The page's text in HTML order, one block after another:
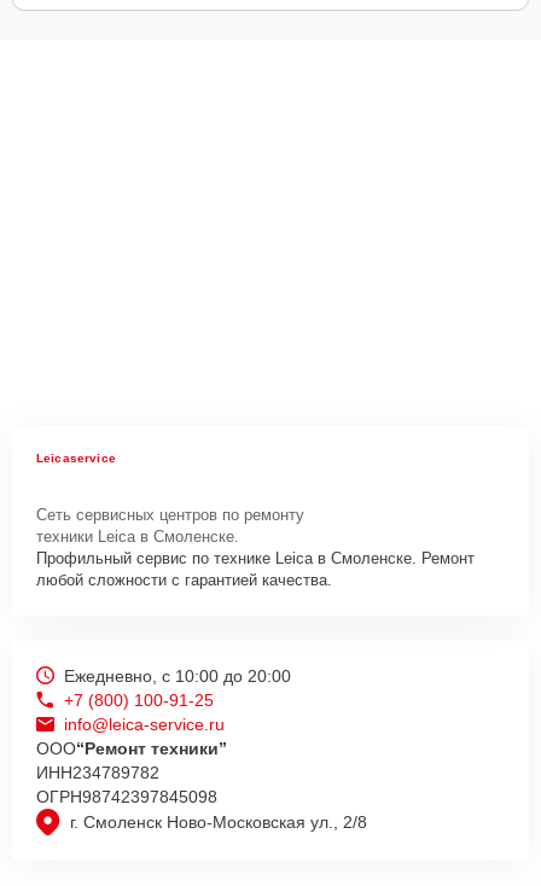
Leicaservice
Сеть сервисных центров по ремонту
техники Leica в Смоленске.
Профильный сервис по технике Leica в Смоленске. Ремонт
любой сложности с гарантией качества.
г. Смоленск Ново-Московская ул., 2/8
Ежедневно, с 10:00 до 20:00
+7 (800) 100-91-25
info@leica-service.ru
ООО“Ремонт техники”
ИНН234789782
ОГРН98742397845098